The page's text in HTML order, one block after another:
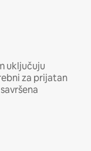
uključuju
za prijatan